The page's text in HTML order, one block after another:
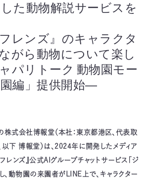
た動物解説サービスを
レンズ』のキャラクタ
がら動物について楽し
パリトーク 動物園モー
園編」提供開始―
株式会社博報堂（本社：東京都港区、代表取
以下 博報堂）は、2024年に開発したメディア
レンズ』公式AIグループチャットサービス「ジ
、動物園の来園者がLINE上で、キャラクター